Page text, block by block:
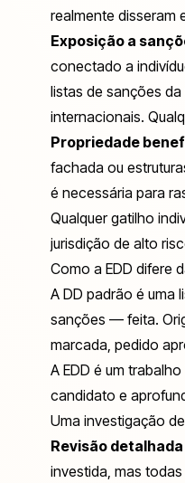
realmente disseram
Exposição a
conectado a
listas de sanções
internacionais.
Propriedade
fachada ou
é necessária para
Qualquer gatilho
jurisdição de alto
Como a EDD difere
A DD padrão é uma
sanções — feita.
marcada, pedido
A EDD é um
candidato e
Uma investigação
Revisão
investida, mas